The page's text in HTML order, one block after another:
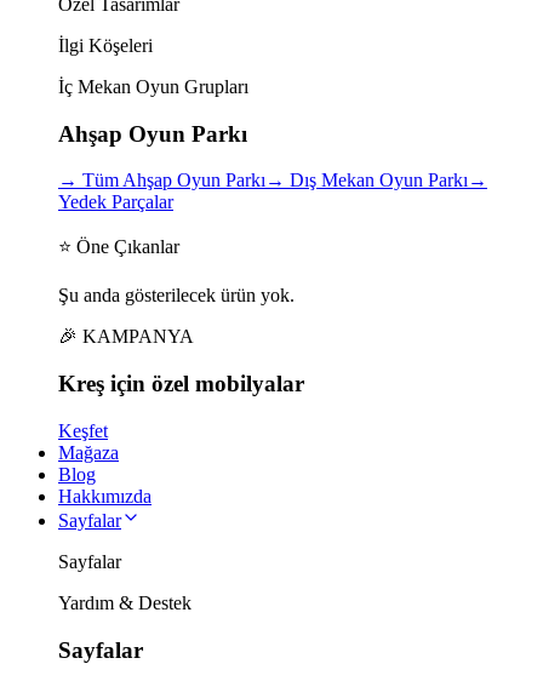
Özel Tasarımlar
İlgi Köşeleri
İç Mekan Oyun Grupları
Ahşap Oyun Parkı
→ Tüm Ahşap Oyun Parkı→ Dış Mekan Oyun Parkı→
Yedek Parçalar
⭐ Öne Çıkanlar
Şu anda gösterilecek ürün yok.
🎉 KAMPANYA
Kreş için özel mobilyalar
Keşfet
Mağaza
Blog
Hakkımızda
Sayfalar
Sayfalar
Yardım & Destek
Sayfalar